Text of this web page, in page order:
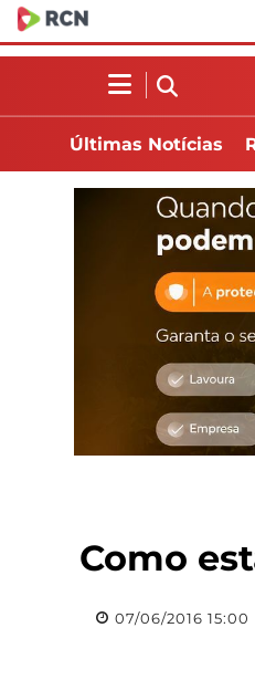
Últimas Notícias
Como
07/06/2016 15:00